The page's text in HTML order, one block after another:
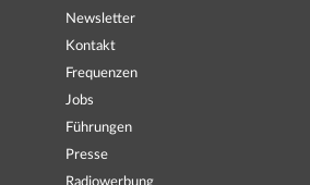
Newsletter
Kontakt
Frequenzen
Jobs
Führungen
Presse
Radiowerbung